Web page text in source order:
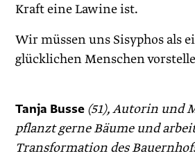
Kraft eine Lawine ist.
Wir müssen uns Sisyphos als
glücklichen Menschen
Tanja Busse (51), Autorin und
pflanzt gerne Bäume und
Transformation des